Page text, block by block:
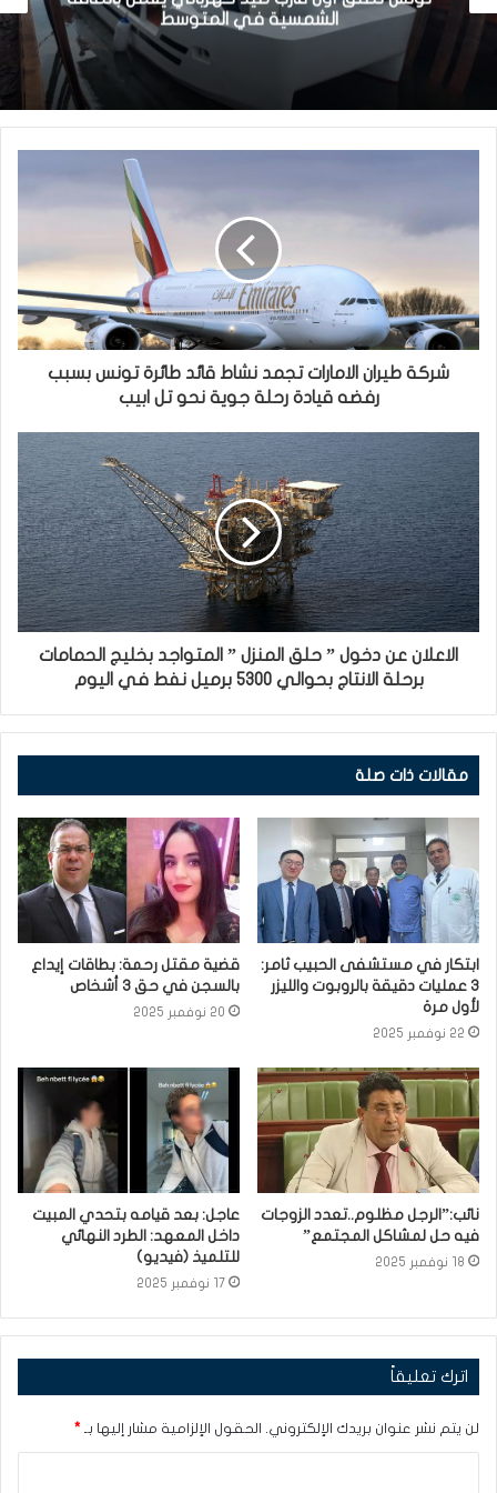
الشمسية في المتوسط
شركة طيران الامارات تجمد نشاط قائد طائرة تونس بسبب
رفضه قيادة رحلة جوية نحو تل ابيب
الاعلان عن دخول ” حلق المنزل ” المتواجد بخليج الحمامات
برحلة الانتاج بحوالي 5300 برميل نفط في اليوم
مقالات ذات صلة
ابتكار في مستشفى الحبيب ثامر:
3 عمليات دقيقة بالروبوت والليزر
لأول مرة
22 نوفمبر 2025
قضية مقتل رحمة: بطاقات إيداع
بالسجن في حق 3 أشخاص
20 نوفمبر 2025
نائب:”الرجل مظلوم..تعدد الزوجات
فيه حل لمشاكل المجتمع”
18 نوفمبر 2025
عاجل: بعد قيامه بتحدي المبيت
داخل المعهد: الطرد النهائي
للتلميذ (فيديو)
17 نوفمبر 2025
اترك تعليقاً
لن يتم نشر عنوان بريدك الإلكتروني. الحقول الإلزامية مشار إليها بـ *